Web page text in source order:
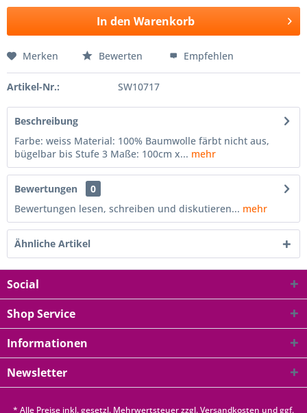
In den Warenkorb
Merken Bewerten Empfehlen
Artikel-Nr.: SW10717
Beschreibung
Farbe: weiss Material: 100% Baumwolle färbt nicht aus,
bügelbar bis Stufe 3 Maße: 100cm x... mehr
Bewertungen
0
Bewertungen lesen, schreiben und diskutieren... mehr
Ähnliche Artikel
Social
Shop Service
Informationen
Newsletter
* Alle Preise inkl. gesetzl. Mehrwertsteuer zzgl.Versandkosten und ggf.